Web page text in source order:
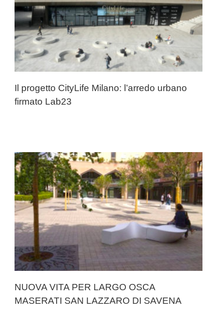
Il progetto CityLife Milano: l’arredo urbano
firmato Lab23
NUOVA VITA PER LARGO OSCA
MASERATI SAN LAZZARO DI SAVENA